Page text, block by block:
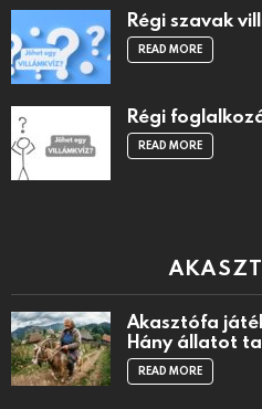
Régi szavak
READ MORE
Régi
READ MORE
Akasztófa
Hány állatot
READ MORE